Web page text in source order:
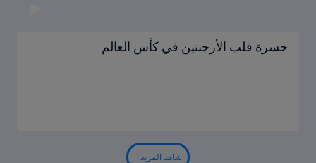
حسرة قلب الأرجنتين في كأس العالم
شاهد المزيد